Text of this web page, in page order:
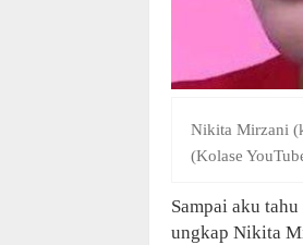
Nikita Mirzani
(Kolase
Sampai aku
ungkap Nikita